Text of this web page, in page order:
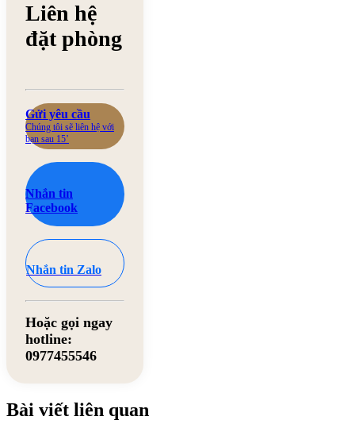
Liên hệ
đặt phòng
Gửi yêu cầu
Chúng tôi sẽ liên hệ với
bạn sau 15’
Nhắn tin
Facebook
Nhắn tin Zalo
Hoặc gọi ngay
hotline:
0977455546
Bài viết liên quan